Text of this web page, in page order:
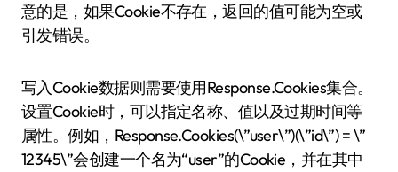
意的是，如果Cookie不存在，返回的值可能为空或
引发错误。
写入Cookie数据则需要使用Response.Cookies集合。
设置Cookie时，可以指定名称、值以及过期时间等
属性。例如，Response.Cookies(\”user\”)(\”id\”) = \”
12345\”会创建一个名为“user”的Cookie，并在其中